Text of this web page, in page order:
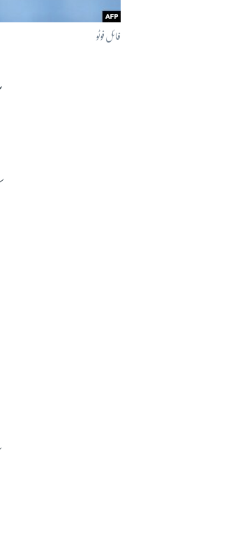
فائل فوٹو